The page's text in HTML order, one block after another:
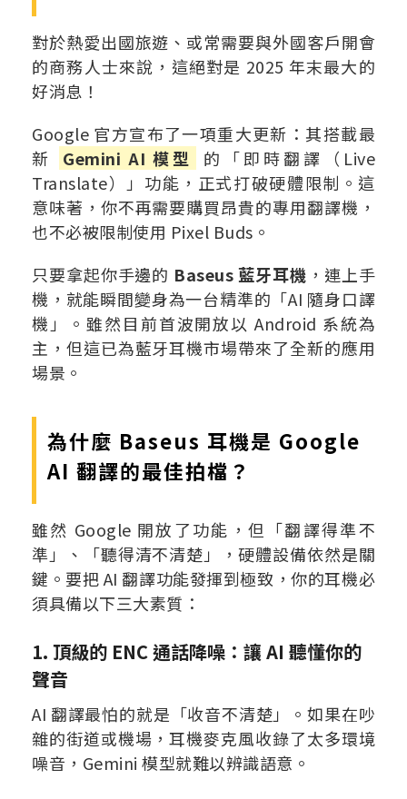
對於熱愛出國旅遊、或常需要與外國客戶開會
的商務人士來說，這絕對是 2025 年末最大的
好消息！
Google 官方宣布了一項重大更新：其搭載最
新
Gemini AI 模型
的「即時翻譯（Live
Translate）」功能，正式打破硬體限制。這
意味著，你不再需要購買昂貴的專用翻譯機，
也不必被限制使用 Pixel Buds。
只要拿起你手邊的 Baseus 藍牙耳機 ，連上手
機，就能瞬間變身為一台精準的「AI 隨身口譯
機」。雖然目前首波開放以 Android 系統為
主，但這已為藍牙耳機市場帶來了全新的應用
場景。
為什麼 Baseus 耳機是 Google
AI 翻譯的最佳拍檔？
雖然 Google 開放了功能，但「翻譯得準不
準」、「聽得清不清楚」，硬體設備依然是關
鍵。要把 AI 翻譯功能發揮到極致，你的耳機必
須具備以下三大素質：
1. 頂級的 ENC 通話降噪：讓 AI 聽懂你的
聲音
AI 翻譯最怕的就是「收音不清楚」。如果在吵
雜的街道或機場，耳機麥克風收錄了太多環境
噪音，Gemini 模型就難以辨識語意。